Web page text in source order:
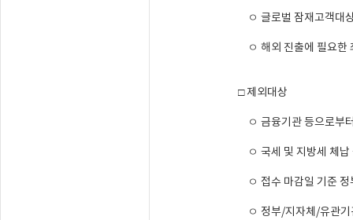
ㅇ 글로벌 잠재고객대상
ㅇ 해외 진출에 필요한
□ 제외대상
ㅇ 금융기관 등으로부터
ㅇ 국세 및 지방세 체납
ㅇ 접수 마감일 기준 정
ㅇ 정부/지자체/유관기